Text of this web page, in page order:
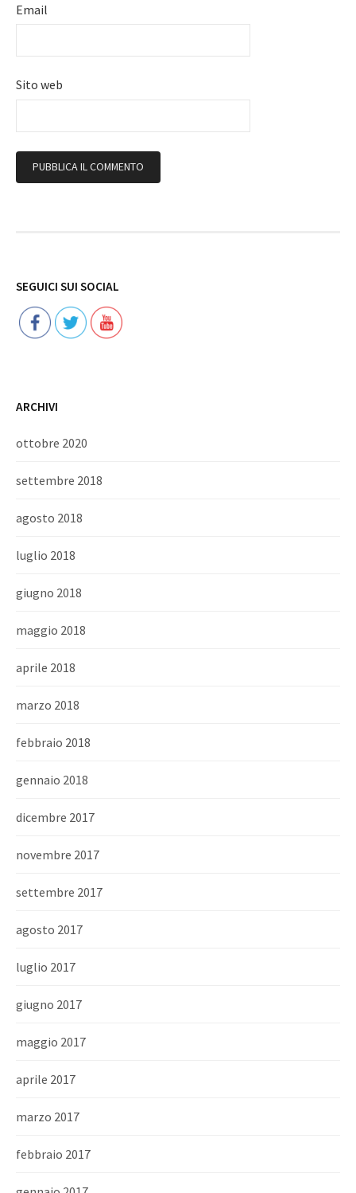
Email
Sito web
SEGUICI SUI SOCIAL
ARCHIVI
ottobre 2020
settembre 2018
agosto 2018
luglio 2018
giugno 2018
maggio 2018
aprile 2018
marzo 2018
febbraio 2018
gennaio 2018
dicembre 2017
novembre 2017
settembre 2017
agosto 2017
luglio 2017
giugno 2017
maggio 2017
aprile 2017
marzo 2017
febbraio 2017